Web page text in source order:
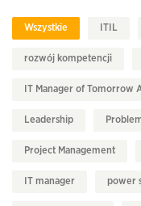
Wszystkie ITIL
rozwój kompetencji
IT Manager of Tomorrow
Leadership
Project Management
IT manager power